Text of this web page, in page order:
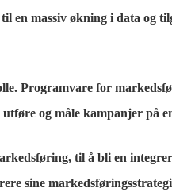
massiv økning i data og
Programvare for
og måle kampanjer på
til å bli en
sine